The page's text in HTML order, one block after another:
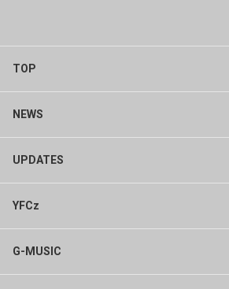
TOP
NEWS
UPDATES
YFCz
G-MUSIC